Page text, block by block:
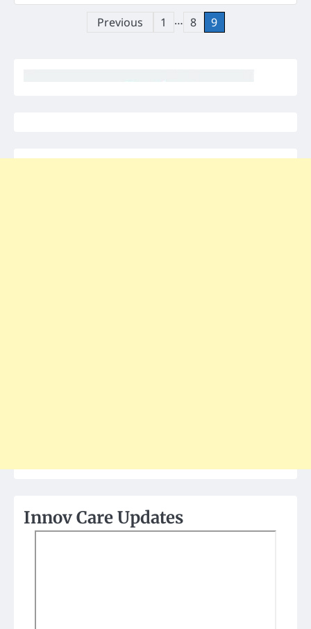
Previous 1 … 8 9
Innov Care Updates